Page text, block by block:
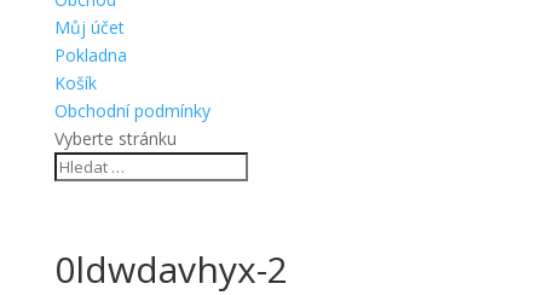
Můj účet
Pokladna
Košík
Obchodní podmínky
Vyberte stránku
0ldwdavhyx-2